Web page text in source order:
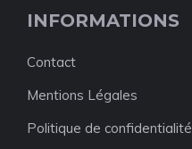
INFORMATIONS
Contact
Mentions Légales
Politique de confidentialité